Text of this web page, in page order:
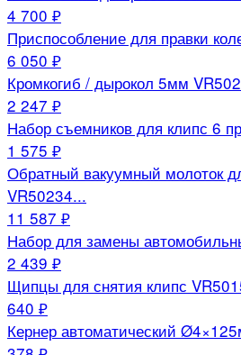
4 700 ₽
Приспособление для правки
6 050 ₽
Кромкогиб / дырокол 5мм
2 247 ₽
Набор съемников для клипс 6
1 575 ₽
Обратный вакуумный молоток
VR50234...
11 587 ₽
Набор для замены
2 439 ₽
Щипцы для снятия клипс
640 ₽
Кернер автоматический